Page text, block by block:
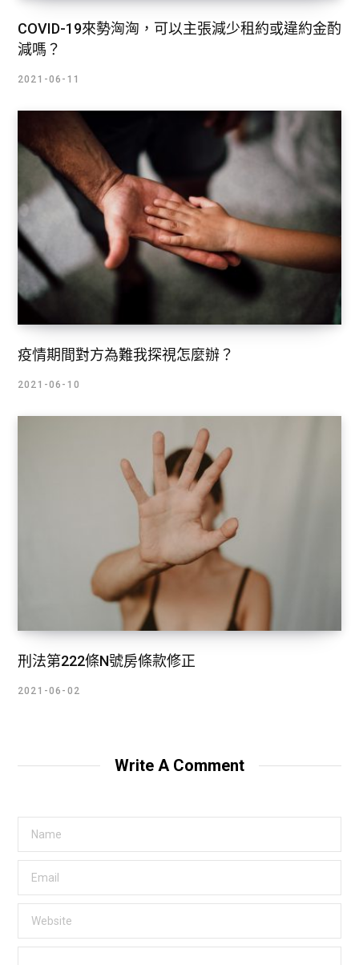
COVID-19來勢洶洶，可以主張減少租約或違約金酌
減嗎？
2021-06-11
疫情期間對方為難我探視怎麼辦？
2021-06-10
刑法第222條N號房條款修正
2021-06-02
Write A Comment